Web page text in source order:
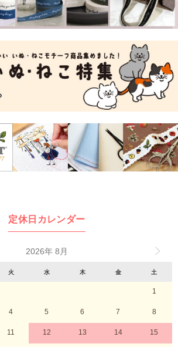
定休日カレンダー
2026年 8月
火 水 木 金 土
1
4 5 6 7 8
11 12 13 14 15